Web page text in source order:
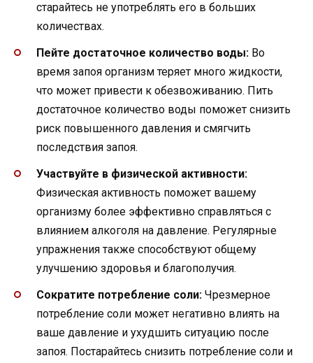
старайтесь не употреблять его в больших
количествах.
Пейте достаточное количество воды: Во
время запоя организм теряет много жидкости,
что может привести к обезвоживанию. Пить
достаточное количество воды поможет снизить
риск повышенного давления и смягчить
последствия запоя.
Участвуйте в физической активности:
Физическая активность поможет вашему
организму более эффективно справляться с
влиянием алкоголя на давление. Регулярные
упражнения также способствуют общему
улучшению здоровья и благополучия.
Сократите потребление соли: Чрезмерное
потребление соли может негативно влиять на
ваше давление и ухудшить ситуацию после
запоя. Постарайтесь снизить потребление соли и